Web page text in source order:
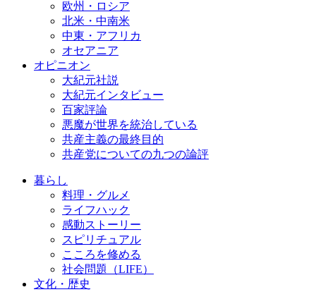
欧州・ロシア
北米・中南米
中東・アフリカ
オセアニア
オピニオン
大紀元社説
大紀元インタビュー
百家評論
悪魔が世界を統治している
共産主義の最終目的
共産党についての九つの論評
暮らし
料理・グルメ
ライフハック
感動ストーリー
スピリチュアル
こころを修める
社会問題（LIFE）
文化・歴史